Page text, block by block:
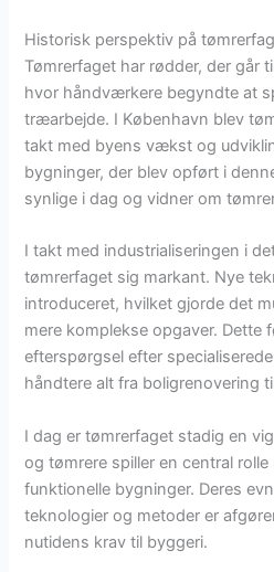
Historisk perspektiv på
Tømrerfaget har rødder, der går
hvor håndværkere begyndte at
træarbejde. I København blev
takt med byens vækst og
bygninger, der blev opført i
synlige i dag og vidner om
I takt med industrialiseringen i
tømrerfaget sig markant. Nye
introduceret, hvilket gjorde det
mere komplekse opgaver. Dette
efterspørgsel efter
håndtere alt fra boligrenovering
I dag er tømrerfaget stadig en
og tømrere spiller en central
funktionelle bygninger. Deres
teknologier og metoder er
nutidens krav til byggeri.